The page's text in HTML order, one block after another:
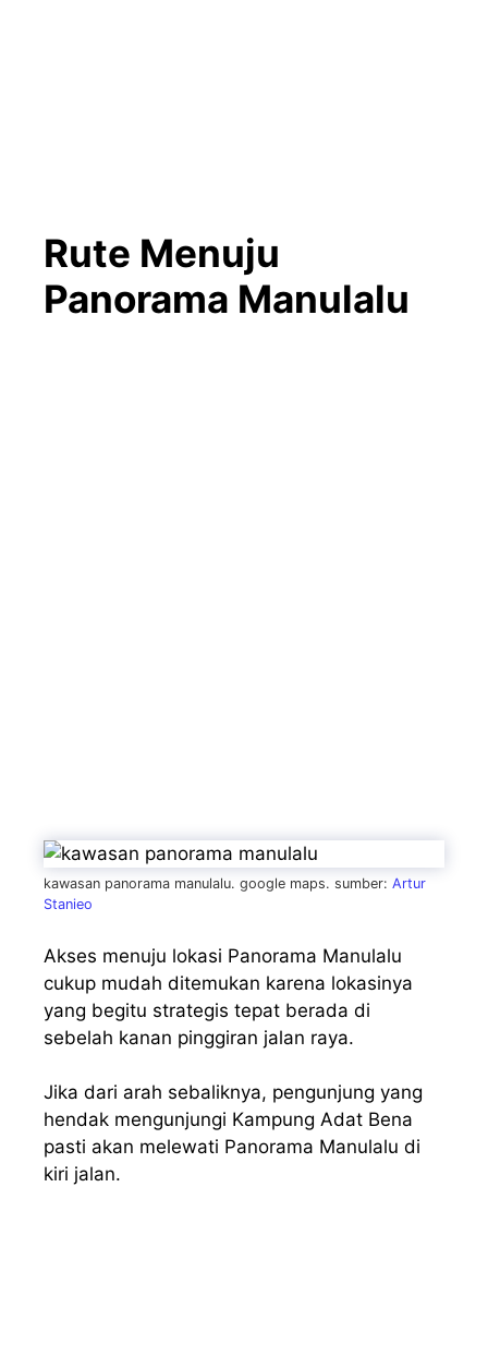
Rute Menuju
Panorama Manulalu
kawasan panorama manulalu. google maps. sumber: Artur
Stanieo
Akses menuju lokasi Panorama Manulalu
cukup mudah ditemukan karena lokasinya
yang begitu strategis tepat berada di
sebelah kanan pinggiran jalan raya.
Jika dari arah sebaliknya, pengunjung yang
hendak mengunjungi Kampung Adat Bena
pasti akan melewati Panorama Manulalu di
kiri jalan.